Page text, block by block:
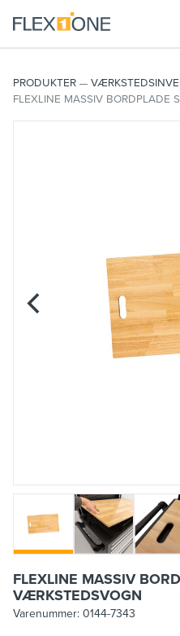
PRODUKTER
FLEXLINE MASSIV BORDPLADE
FLEXLINE MASSIV
VÆRKSTEDSVOGN
Varenummer: 0144-7343